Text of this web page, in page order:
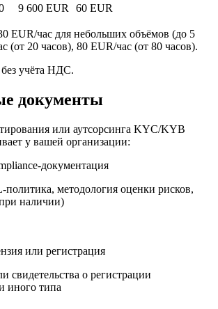
9 600 EUR 60 EUR
EUR/час для небольших объёмов (до 5
(от 20 часов), 80 EUR/час (от 80 часов).
учёта НДС.
документы
или аутсорсинга KYC/KYB
у вашей организации:
документация
методология оценки рисков,
наличии)
или регистрация
свидетельства о регистрации
иного типа